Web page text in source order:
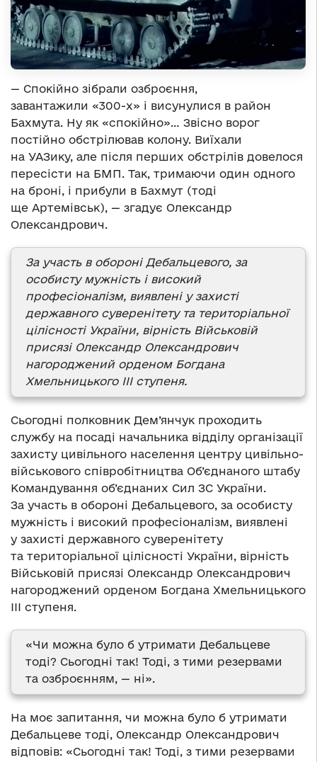
— Спокійно зібрали озброєння,
завантажили «300-х» і висунулися в район
Бахмута. Ну як «спокійно»… Звісно ворог
постійно обстрілював колону. Виїхали
на УАЗику, але після перших обстрілів довелося
пересісти на БМП. Так, тримаючи один одного
на броні, і прибули в Бахмут (тоді
ще Артемівськ), — згадує Олександр
Олександрович.
За участь в обороні Дебальцевого, за
особисту мужність і високий
професіоналізм, виявлені у захисті
державного суверенітету та територіальної
цілісності України, вірність Військовій
присязі Олександр Олександрович
нагороджений орденом Богдана
Хмельницького ІІІ ступеня.
Сьогодні полковник Дем’янчук проходить
службу на посаді начальника відділу організації
захисту цивільного населення центру цивільно-
військового співробітництва Об’єднаного штабу
Командування об’єднаних Сил ЗС України.
За участь в обороні Дебальцевого, за особисту
мужність і високий професіоналізм, виявлені
у захисті державного суверенітету
та територіальної цілісності України, вірність
Військовій присязі Олександр Олександрович
нагороджений орденом Богдана Хмельницького
ІІІ ступеня.
«Чи можна було б утримати Дебальцеве
тоді? Сьогодні так! Тоді, з тими резервами
та озброєнням, — ні».
На моє запитання, чи можна було б утримати
Дебальцеве тоді, Олександр Олександрович
відповів: «Сьогодні так! Тоді, з тими резервами